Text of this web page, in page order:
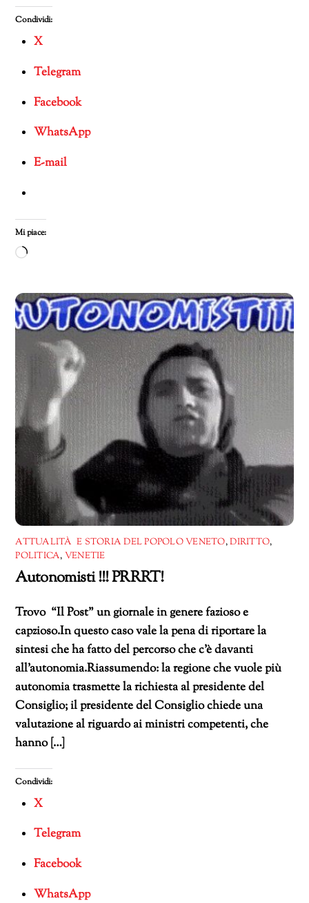
Condividi:
X
Telegram
Facebook
WhatsApp
E-mail
Mi piace:
Caricamento
corso…
ATTUALITÀ E STORIA DEL POPOLO VENETO,DIRITTO,
POLITICA, VENETIE
Autonomisti !!! PRRRT!
Trovo “Il Post” un giornale in genere fazioso e
capzioso.In questo caso vale la pena di riportare la
sintesi che ha fatto del percorso che c’è davanti
all’autonomia.Riassumendo: la regione che vuole più
autonomia trasmette la richiesta al presidente del
Consiglio; il presidente del Consiglio chiede una
valutazione al riguardo ai ministri competenti, che
hanno […]
Condividi:
X
Telegram
Facebook
WhatsApp